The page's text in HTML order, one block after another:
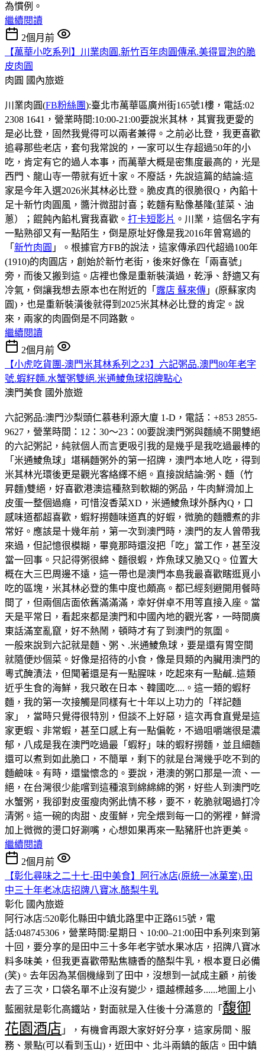
為慣例。
繼續閱讀
2個月前
【萬華小吃系列】川業肉圓.新竹百年肉圓傳承.美得冒泡的脆
皮肉圓
肉圓 國內旅遊
川業肉圓(FB粉絲團):臺北市萬華區廣州街165號1樓，電話:02
2308 1641，營業時間:10:00-21:00要說米其林，其實我更愛的
是必比登，固然我覺得可以兩者兼得。之前必比登，我更喜歡
追尋那些老店，套句我常說的，一家可以生存超過50年的小
吃，肯定有它的過人本事，而萬華大概是密集度最高的，光是
西門、龍山寺一帶就有近十家。不廢話，先說這篇的結論:這
家是今年入選2026米其林必比登。脆皮真的很脆很Q，內餡十
足十新竹肉圓風，醬汁微甜討喜；乾麵有點像基隆(韮菜、油
蔥）；餛飩內餡札實我喜歡。 打卡短影片 。川業，這個名字有
一點熟卻又有一點陌生，倒是原址好像是我2016年曾寫過的
「 新竹肉圓 」。根據官方FB的說法，這家傳承四代超過100年
(1910)的肉圓店，創始於新竹老街，後來好像在「兩喜號」
旁，而後又搬到這。店裡也像是重新裝潢過，乾淨、舒適又有
冷氣，倒讓我想去原本也在附近的「 露店 蘇來傳 」(原蘇家肉
圓)，也是重新裝潢後就得到2025米其林必比登的肯定。說
來，兩家的肉圓倒是不同路數。
繼續閱讀
2個月前
【小虎吃貨團-澳門米其林系列之23】六記粥品.澳門80年老字
號.蝦籽麵.水蟹粥雙絕.米通鯪魚球招牌點心
澳門美食 國外旅遊
六記粥品:澳門沙梨頭仁慕巷利源大廈 1-D，電話：+853 2855-
9627，營業時間：12：30～23：00要說澳門粥與麵繞不開雙絕
的六記粥記，純就個人而言更吸引我的是幾乎是我吃過最棒的
「米通鯪魚球」堪稱麵粥外的第一招牌，澳門本地人吃，得到
米其林光環後更是觀光客絡繹不絕。直接說結論:粥、麵（竹
昇麵)雙絕，好喜歡港澳這種熬到軟糊的粥品，牛肉鮮滑加上
皮蛋一整個過癮，可惜沒香菜XD，米通鯪魚球外酥內Q，口
感味道都超喜歡，蝦籽撈麵味道真的好蝦，微脆的麵體煮的非
常好。應該是十幾年前，第一次到澳門時，澳門的友人曾帶我
來過，但記憶很模糊，畢竟那時還沒把「吃」當工作，甚至沒
當一回事。只記得粥很綿、麵很蝦，炸魚球又脆又Q。位置大
概在大三巴周邊不遠，這一帶也是澳門本島我最喜歡瞎逛覓小
吃的區塊，米其林必登的集中度也頗高。都已經刻避開用餐時
間了，但兩個店面依舊滿滿滿，幸好併卓不用等直接入座。當
天是平常日，看起來都是澳門和中國內地的觀光客，一時間廣
東話滿室亂竄，好不熱鬧，頓時才有了到澳門的氛圍。
一般來說到六記就是麵、粥、.米通鯪魚球，要是還有胃空間
就隨便炒個菜。好像是招待的小食，像是貝類的內臟用澳門的
粵式醃漬法，但聞著還是有一點腥味，吃起來有一點鹹..這類
近乎生食的海鮮，我只敢在日本、韓國吃....。這一類的蝦籽
麵，我的第一次接觸是同樣有七十年以上功力的「祥記麵
家」，當時只覺得很特別，但談不上好惡，這次再食直覺是這
家更蝦、非常蝦，甚至口感上有一點偏乾，不過咀嚼端很是濃
郁，八成是我在澳門吃過最「蝦籽」味的蝦籽撈麵，並且細麵
還可以煮到如此脆口，不簡單，剩下的就是台灣幾乎吃不到的
麵鹼味。有時，還蠻懷念的。要說，港澳的粥口那是一流、一
絕，在台灣很少能嚐到這種滾到綿綿綿的粥，好些人到澳門吃
水蟹粥，我卻對皮蛋瘦肉粥此情不移，要不，乾脆就喝過打冷
清粥。這一碗的肉甜、皮蛋鮮，完全煨到每一口的粥裡，鮮滑
加上微微的燙口好涮嘴，心想如果再來一點豬肝也許更美。
繼續閱讀
2個月前
【彰化尋味之二十七-田中美食】阿行冰店(原統一冰菓室).田
中三十年老冰店招牌八寶冰.酪梨牛乳
彰化 國內旅遊
阿行冰店:520彰化縣田中鎮北路里中正路615號，電
話:048745306，營業時間:星期日、10:00–21:00田中系列來到第
十回，要分享的是田中三十多年老字號水果冰店，招牌八寶冰
料多味美，但我更喜歡帶點焦糖香的酪梨牛乳，根本夏日必備
(笑)。去年因為某個機緣到了田中，沒想到一試成主顧，前後
去了三次，口袋名單不止沒有變少，還越標越多......地圖上小
藍圈就是彰化高鐵站，對面就是入住後十分滿意的「 馥御
花園酒店 」，有機會再跟大家好好分享，這家房間、服
務、景點(可以看到玉山)，近田中、北斗兩鎮的飯店。田中鎮